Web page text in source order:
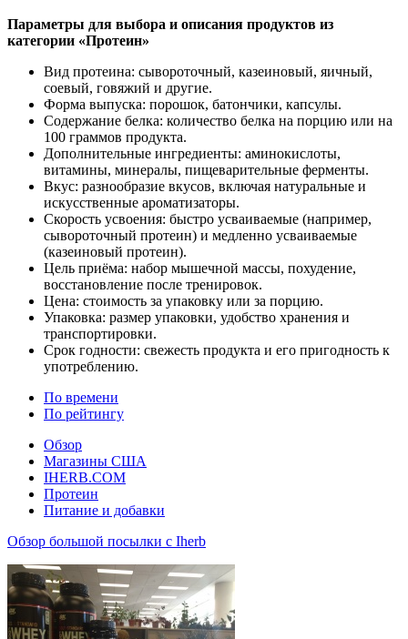
Параметры для выбора и описания продуктов из
категории «Протеин»
Вид протеина: сывороточный, казеиновый, яичный,
соевый, говяжий и другие.
Форма выпуска: порошок, батончики, капсулы.
Содержание белка: количество белка на порцию или на
100 граммов продукта.
Дополнительные ингредиенты: аминокислоты,
витамины, минералы, пищеварительные ферменты.
Вкус: разнообразие вкусов, включая натуральные и
искусственные ароматизаторы.
Скорость усвоения: быстро усваиваемые (например,
сывороточный протеин) и медленно усваиваемые
(казеиновый протеин).
Цель приёма: набор мышечной массы, похудение,
восстановление после тренировок.
Цена: стоимость за упаковку или за порцию.
Упаковка: размер упаковки, удобство хранения и
транспортировки.
Срок годности: свежесть продукта и его пригодность к
употреблению.
По времени
По рейтингу
Обзор
Магазины США
IHERB.COM
Протеин
Питание и добавки
Обзор большой посылки с Iherb